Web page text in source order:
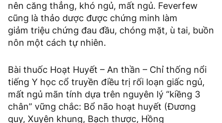
nên căng thẳng, khó ngủ, mất ngủ. Feverfew
cũng là thảo dược được chứng minh làm
giảm triệu chứng đau đầu, chóng mặt, ù tai, buồn
nôn một cách tự nhiên.
Bài thuốc Hoạt Huyết – An thần – Chỉ thống nổi
tiếng Y học cổ truyền điều trị rối loạn giấc ngủ,
mất ngủ mãn tính dựa trên nguyên lý “kiềng 3
chân” vững chắc: Bổ não hoạt huyết (Đương
quy, Xuyên khung, Bạch thược, Hồng